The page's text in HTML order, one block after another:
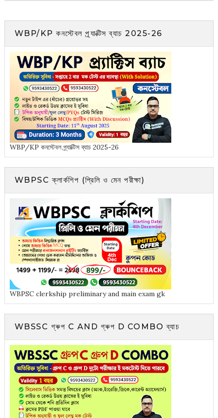
WBP/KP কনস্টেবল প্র্যাক্টিস ব্যাচ 2025-26
WBP/KP কনস্টেবল প্র্যাক্টিস ব্যাচ 2025-26
WBPSC ক্লার্কশিপ (প্রিলি ও মেন পরীক্ষা)
WBPSC clerkship preliminary and main exam gk
WBSSC গ্ৰুপ C AND গ্ৰুপ D COMBO ব্যাচ